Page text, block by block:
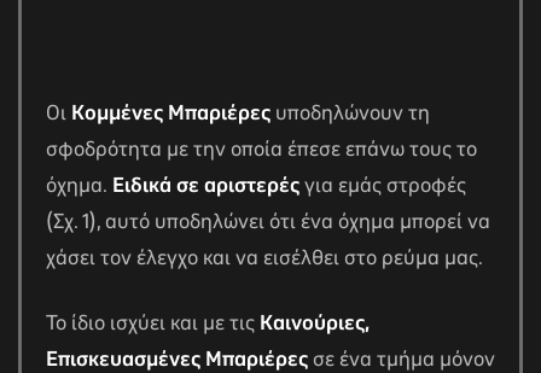
Οι Κομμένες Μπαριέρες υποδηλώνουν τη
σφοδρότητα με την οποία έπεσε επάνω τους το
όχημα. Ειδικά σε αριστερέςγια εμάς στροφές
(Σχ. 1), αυτό υποδηλώνει ότι ένα όχημα μπορεί να
χάσει τον έλεγχο και να εισέλθει στο ρεύμα μας.
Το ίδιο ισχύει και με τις Καινούριες,
Επισκευασμένες Μπαριέρες σε ένα τμήμα μόνον